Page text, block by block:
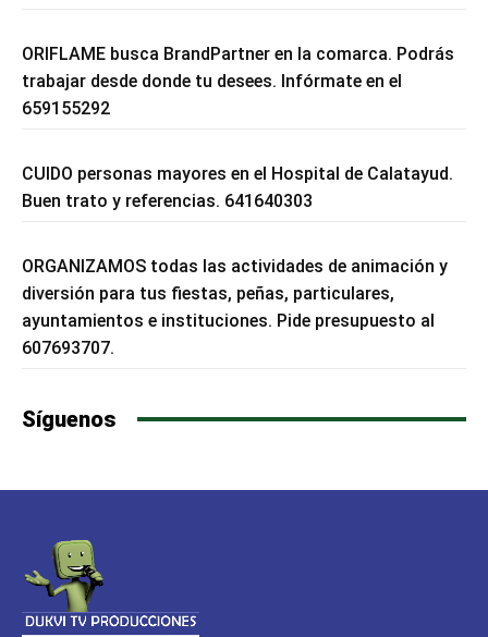
ORIFLAME busca BrandPartner en la comarca. Podrás
trabajar desde donde tu desees. Infórmate en el
659155292
CUIDO personas mayores en el Hospital de Calatayud.
Buen trato y referencias. 641640303
ORGANIZAMOS todas las actividades de animación y
diversión para tus fiestas, peñas, particulares,
ayuntamientos e instituciones. Pide presupuesto al
607693707.
Síguenos